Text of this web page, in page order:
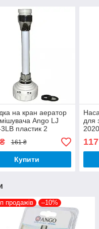
на кран аератор
Ango LJ
пластик 2
М24 гнучкий
161 ₴
Купити
для
117
продажів –10%